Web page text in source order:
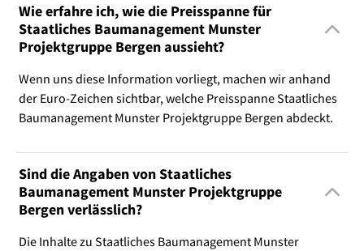
Wie erfahre ich, wie die Preisspanne für
Staatliches Baumanagement Munster
Projektgruppe Bergen aussieht?
Wenn uns diese Information vorliegt, machen wir anhand
der Euro-Zeichen sichtbar, welche Preisspanne Staatliches
Baumanagement Munster Projektgruppe Bergen abdeckt.
Sind die Angaben von Staatliches
Baumanagement Munster Projektgruppe
Bergen verlässlich?
Die Inhalte zu Staatliches Baumanagement Munster